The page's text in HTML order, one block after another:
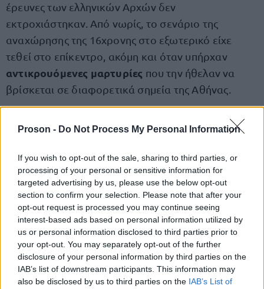
Proson - Do Not Process My Personal Information
If you wish to opt-out of the sale, sharing to third parties, or
processing of your personal or sensitive information for
targeted advertising by us, please use the below opt-out
section to confirm your selection. Please note that after your
opt-out request is processed you may continue seeing
interest-based ads based on personal information utilized by
us or personal information disclosed to third parties prior to
your opt-out. You may separately opt-out of the further
disclosure of your personal information by third parties on the
IAB’s list of downstream participants. This information may
also be disclosed by us to third parties on the IAB’s List of
έρευνες των ελληνικών Αρχών δεν
εκτροχιάστηκαν. Από νωρίς, το σενάριο της
αναχώρησης της 16χρονης στο εξωτερικό είχε
τεθεί στο επίκεντρο, ακόμη και όταν υπήρχαν
αντικρουόμενες μαρτυρίες που την ήθελαν να
βρίσκεται σε διαφορετικά σημεία της Αθήνας.
Ενημερώθηκαν οι γερμανικές αρχές για την
γονείς του», σημείωσε η κα Δημογλίδου,
ξεκαθαρίζοντας πως από τη στιγμή που η ανήλικη
βρίσκεται πλέον σε γερμανικό έδαφος, η
περαιτέρω επιχειρησιακή διαχείριση ανήκει στις
εκεί αστυνομικές αρχές.
ΑΣΕΠ: Πιστοποίηση Αγγλικών σε